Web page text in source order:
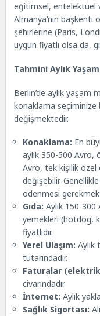
eğitimsel, entelektüel
Almanya’nın başkenti
şehirlerine (Paris,
uygun fiyatlı olsa da,
Tahmini Aylık
Berlin’de aylık yaşam
konaklama seçiminize
değişmektedir.
Konaklama: En
aylık 350-500 Avro,
Avro, tek kişilik özel
değişebilir.
ödenmesi
Gıda: Aylık 150-300
yemekleri (hotdog,
fiyatlıdır.
Yerel Ulaşım: Aylık
tutarındadır.
Faturalar
civarındadır.
İnternet: Aylık
Sağlık Sigortası: